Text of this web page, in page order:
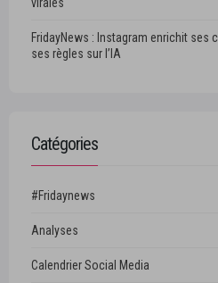
virales
FridayNews : Instagram enrichit ses
ses règles sur l’IA
Catégories
#Fridaynews
Analyses
Calendrier Social Media